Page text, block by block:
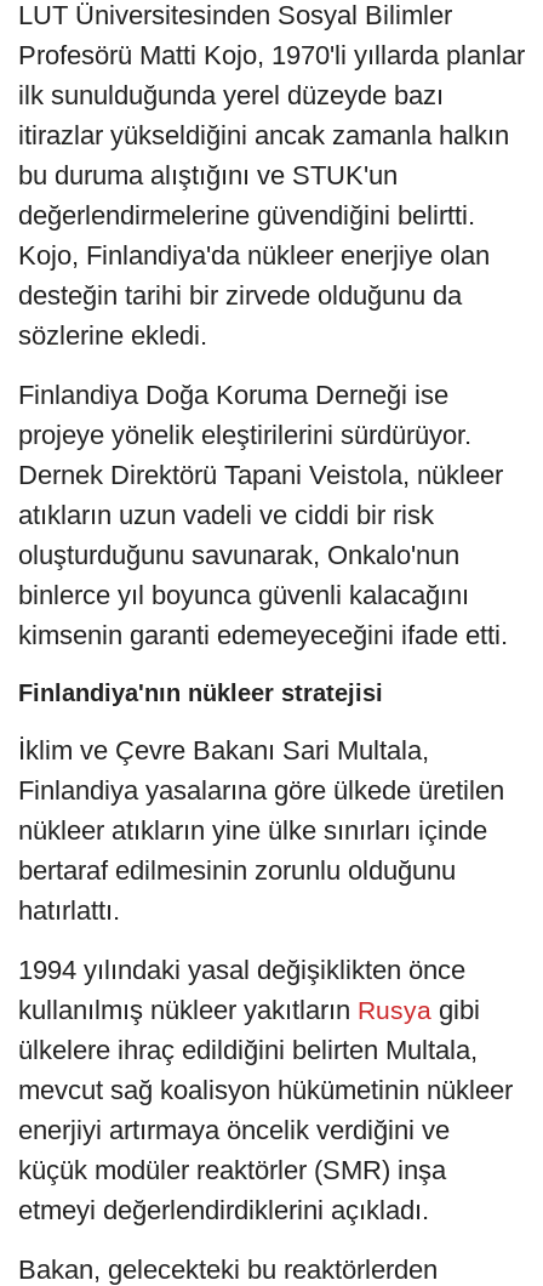
LUT Üniversitesinden Sosyal Bilimler
Profesörü Matti Kojo, 1970'li yıllarda planlar
ilk sunulduğunda yerel düzeyde bazı
itirazlar yükseldiğini ancak zamanla halkın
bu duruma alıştığını ve STUK'un
değerlendirmelerine güvendiğini belirtti.
Kojo, Finlandiya'da nükleer enerjiye olan
desteğin tarihi bir zirvede olduğunu da
sözlerine ekledi.
Finlandiya Doğa Koruma Derneği ise
projeye yönelik eleştirilerini sürdürüyor.
Dernek Direktörü Tapani Veistola, nükleer
atıkların uzun vadeli ve ciddi bir risk
oluşturduğunu savunarak, Onkalo'nun
binlerce yıl boyunca güvenli kalacağını
kimsenin garanti edemeyeceğini ifade etti.
Finlandiya'nın nükleer stratejisi
İklim ve Çevre Bakanı Sari Multala,
Finlandiya yasalarına göre ülkede üretilen
nükleer atıkların yine ülke sınırları içinde
bertaraf edilmesinin zorunlu olduğunu
hatırlattı.
1994 yılındaki yasal değişiklikten önce
kullanılmış nükleer yakıtların Rusya gibi
ülkelere ihraç edildiğini belirten Multala,
mevcut sağ koalisyon hükümetinin nükleer
enerjiyi artırmaya öncelik verdiğini ve
küçük modüler reaktörler (SMR) inşa
etmeyi değerlendirdiklerini açıkladı.
Bakan, gelecekteki bu reaktörlerden